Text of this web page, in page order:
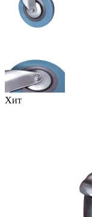
Хит